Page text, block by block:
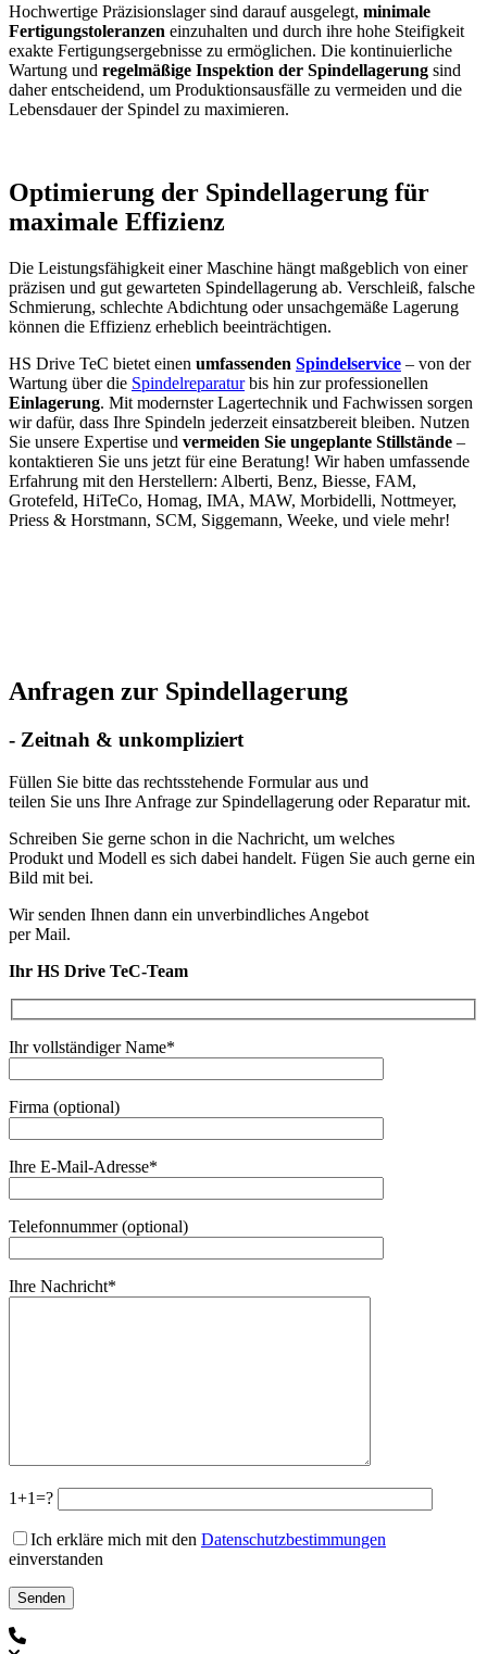
Hochwertige Präzisionslager sind darauf ausgelegt, minimale
Fertigungstoleranzen einzuhalten und durch ihre hohe Steifigkeit
exakte Fertigungsergebnisse zu ermöglichen. Die kontinuierliche
Wartung und regelmäßige Inspektion der Spindellagerung sind
daher entscheidend, um Produktionsausfälle zu vermeiden und die
Lebensdauer der Spindel zu maximieren.
Optimierung der Spindellagerung für
maximale Effizienz
Die Leistungsfähigkeit einer Maschine hängt maßgeblich von einer
präzisen und gut gewarteten Spindellagerung ab. Verschleiß, falsche
Schmierung, schlechte Abdichtung oder unsachgemäße Lagerung
können die Effizienz erheblich beeinträchtigen.
HS Drive TeC bietet einen umfassenden Spindelservice – von der
Wartung über die Spindelreparaturbis hin zur professionellen
Einlagerung. Mit modernster Lagertechnik und Fachwissen sorgen
wir dafür, dass Ihre Spindeln jederzeit einsatzbereit bleiben. Nutzen
Sie unsere Expertise und vermeiden Sie ungeplante Stillstände –
kontaktieren Sie uns jetzt für eine Beratung! Wir haben umfassende
Erfahrung mit den Herstellern: Alberti, Benz, Biesse, FAM,
Grotefeld, HiTeCo, Homag, IMA, MAW, Morbidelli, Nottmeyer,
Priess & Horstmann, SCM, Siggemann, Weeke, und viele mehr!
Anfragen zur Spindellagerung
- Zeitnah & unkompliziert
Füllen Sie bitte das rechtsstehende Formular aus und
teilen Sie uns Ihre Anfrage zur Spindellagerung oder Reparatur mit.
Schreiben Sie gerne schon in die Nachricht, um welches
Produkt und Modell es sich dabei handelt. Fügen Sie auch gerne ein
Bild mit bei.
Wir senden Ihnen dann ein unverbindliches Angebot
per Mail.
Ihr HS Drive TeC-Team
Ihr vollständiger Name*
Firma (optional)
Ihre E-Mail-Adresse*
Telefonnummer (optional)
Ihre Nachricht*
1+1=?
Ich erkläre mich mit den Datenschutzbestimmungen
einverstanden